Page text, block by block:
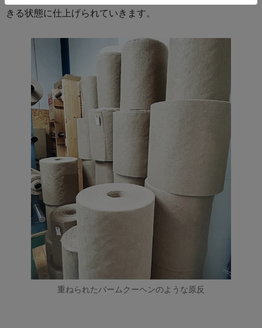
きる状態に仕上げられていきます。
重ねられたバームクーヘンのような原反